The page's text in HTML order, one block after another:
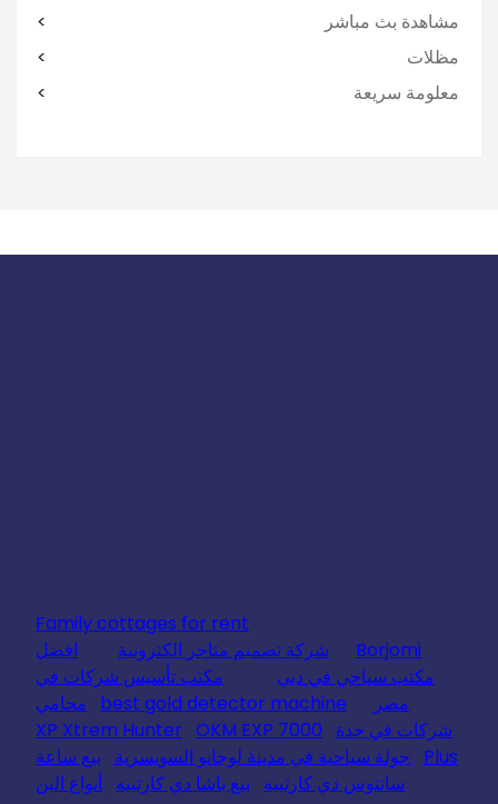
مشاهدة بث مباشر
مظلات
معلومة سريعة
Family cottages for rent
Borjomi
شركة تصميم متاجر الكترونية
افضل
مكتب سياحي في دبي
مكتب تأسيس شركات في
مصر
best gold detector machine
محامي
شركات في جدة
XP Xtrem Hunter OKM EXP 7000
Plus
جولة سياحية في مدينة لوجانو السويسرية
بيع ساعة
سانتوس دي كارتييه
بيع باشا دي كارتييه أنواع البن